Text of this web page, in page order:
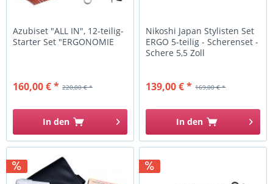
Azubiset "ALL IN", 12-teilig-
Starter Set "ERGONOMIE
220,00 € *
160,00 € *
In den
Nikoshi Japan Stylisten Set
ERGO 5-teilig - Scherenset -
Schere 5,5 Zoll
169,00 € *
139,00 € *
In den